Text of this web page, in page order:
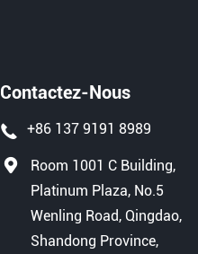
Contactez-Nous
+86 137 9191 8989
Room 1001 C Building,
Platinum Plaza, No.5
Wenling Road, Qingdao,
Shandong Province,